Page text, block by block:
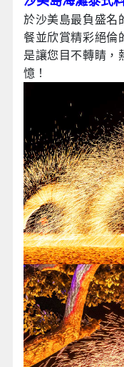
於沙美島最負盛名
餐並欣賞精彩絕倫
是讓您目不轉睛，
憶！